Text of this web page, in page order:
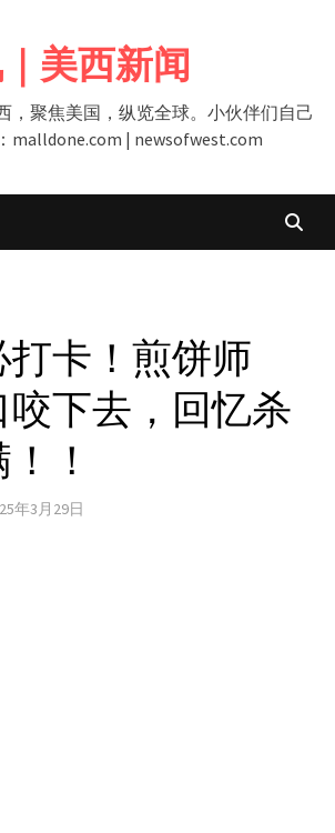
美西新闻
，聚焦美国，纵览全球。小伙伴们自己
malldone.com | newsofwest.com
卡！煎饼师
下去，回忆杀
！
年3月29日